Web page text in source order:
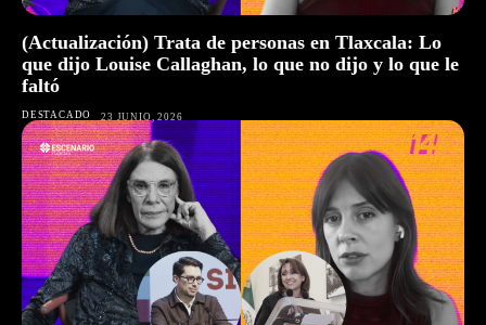
(Actualización) Trata de personas en Tlaxcala: Lo
que dijo Louise Callaghan, lo que no dijo y lo que le
faltó
DESTACADO 23 JUNIO, 2026